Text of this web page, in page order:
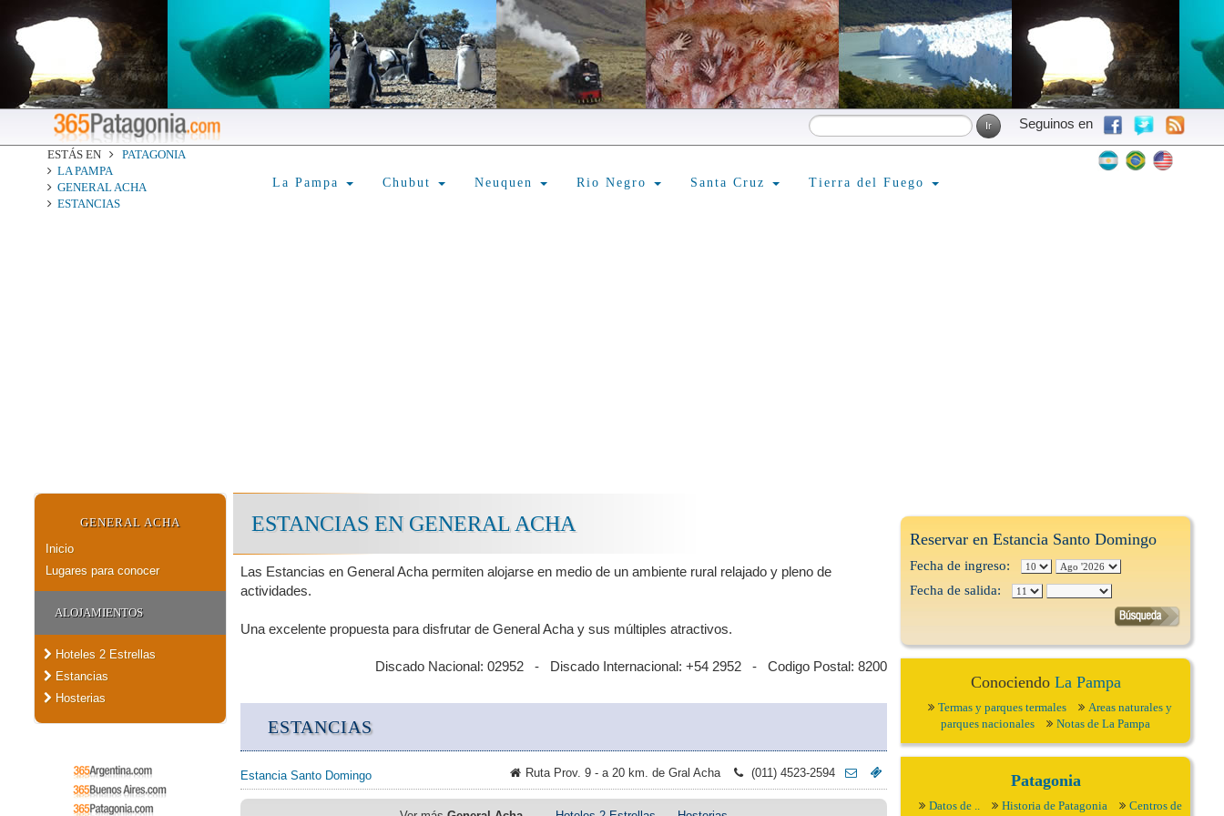
Seguinos en
ESTÁS EN
PATAGONIA
LA PAMPA
GENERAL ACHA
ESTANCIAS
La Pampa Chubut Neuquen Rio Negro Santa Cruz Tierra del Fuego
GENERAL ACHA
Inicio
Lugares para conocer
ALOJAMIENTOS
Hoteles 2 Estrellas
Estancias
Hosterias
ESTANCIAS EN GENERAL ACHA
Las Estancias en General Acha permiten alojarse en medio de un ambiente rural relajado y pleno de
actividades.
Una excelente propuesta para disfrutar de General Acha y sus múltiples atractivos.
Discado Nacional: 02952 - Discado Internacional: +54 2952 - Codigo Postal: 8200
ESTANCIAS
Estancia Santo Domingo Ruta Prov. 9 - a 20 km. de Gral Acha (011) 4523-2594
Reservar en Estancia Santo Domingo
Fecha de ingreso:
Fecha de salida:
Conociendo La Pampa
Termas y parques termales
Areas naturales y
parques nacionales
Notas de La Pampa
Patagonia
Datos de .. Historia de Patagonia
Centros de